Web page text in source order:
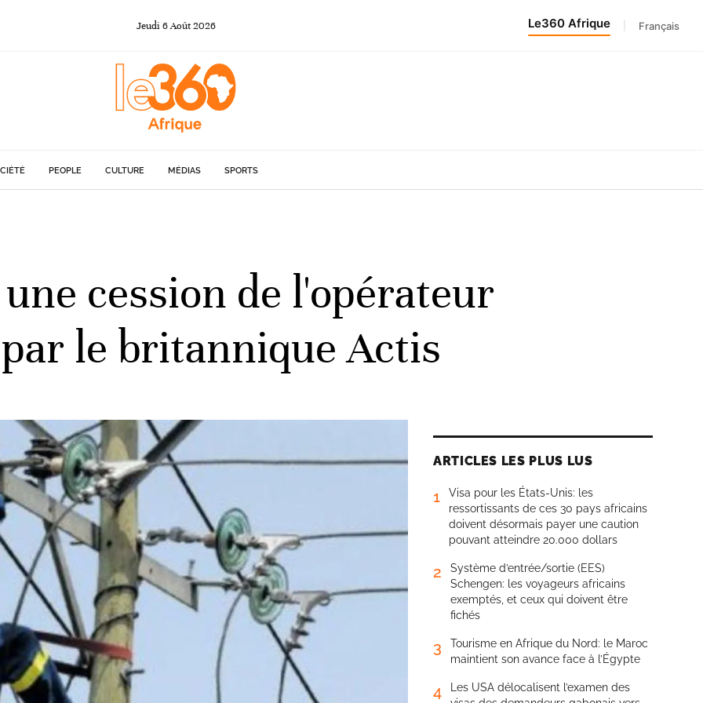
Jeudi 6Août 2026 Le360 Afrique Français
PEOPLE CULTURE MÉDIAS SPORTS
cession de l'opérateur
le britannique Actis
ARTICLES LES PLUS LUS
1
Visa pour les États-Unis: les
ressortissants de ces 30 pays africains
doivent désormais payer une caution
pouvant atteindre 20.000 dollars
2
Système d’entrée/sortie (EES)
Schengen: les voyageurs africains
exemptés, et ceux qui doivent être
fichés
3
Tourisme en Afrique du Nord: le Maroc
maintient son avance face à l’Égypte
4
Les USA délocalisent l’examen des